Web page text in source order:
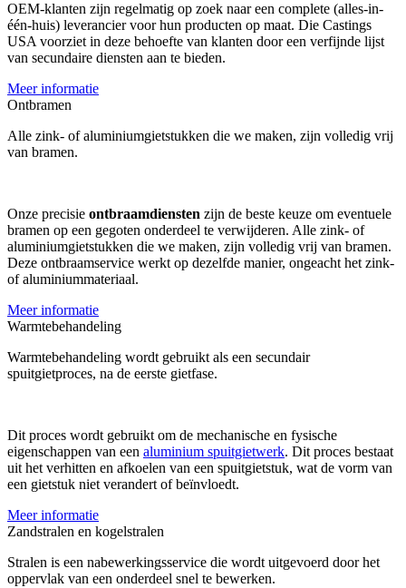
OEM-klanten zijn regelmatig op zoek naar een complete (alles-in-
één-huis) leverancier voor hun producten op maat. Die Castings
USA voorziet in deze behoefte van klanten door een verfijnde lijst
van secundaire diensten aan te bieden.
Meer informatie
Ontbramen
Alle zink- of aluminiumgietstukken die we maken, zijn volledig vrij
van bramen.
Onze precisie ontbraamdiensten zijn de beste keuze om eventuele
bramen op een gegoten onderdeel te verwijderen. Alle zink- of
aluminiumgietstukken die we maken, zijn volledig vrij van bramen.
Deze ontbraamservice werkt op dezelfde manier, ongeacht het zink-
of aluminiummateriaal.
Meer informatie
Warmtebehandeling
Warmtebehandeling wordt gebruikt als een secundair
spuitgietproces, na de eerste gietfase.
Dit proces wordt gebruikt om de mechanische en fysische
eigenschappen van een aluminium spuitgietwerk. Dit proces bestaat
uit het verhitten en afkoelen van een spuitgietstuk, wat de vorm van
een gietstuk niet verandert of beïnvloedt.
Meer informatie
Zandstralen en kogelstralen
Stralen is een nabewerkingsservice die wordt uitgevoerd door het
oppervlak van een onderdeel snel te bewerken.